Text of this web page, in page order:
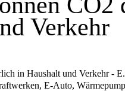
Verkehr
in Haushalt und Verkehr -
E-Auto, Wärmepumpe und Co.